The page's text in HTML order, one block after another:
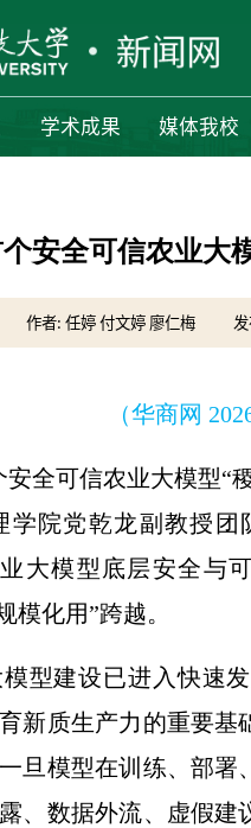
学术成果 媒体我校
个安全可信农业大
作者: 任婷 付文婷 廖仁梅
（华商网
安全可信农业大模型“
学院党乾龙副教授
大模型底层安全与
模化用”跨越。
型建设已进入快速
新质生产力的重要
旦模型在训练、部
、数据外流、虚假